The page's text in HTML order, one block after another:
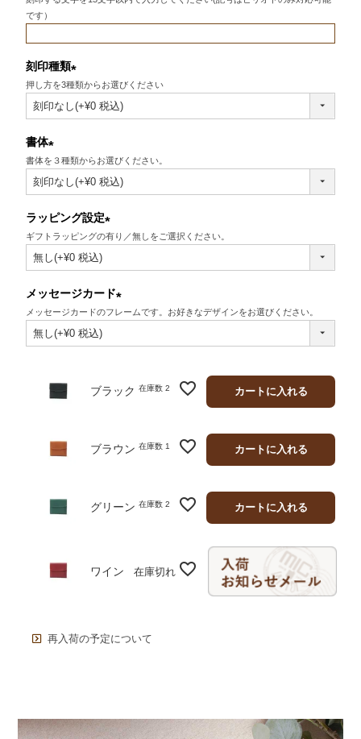
です）
刻印種類
(必
須)
押し方を3種類からお選びください
書体
(必
須)
書体を３種類からお選びください。
ラッピング設定
(必
ギフトラッピングの有り／無しをご選択ください。
メッセージカード
(必
メッセージカードのフレームです。お好きなデザインをお選びください。
ブラック 在庫数 2 カートに入れる
ブラウン 在庫数 1 カートに入れる
グリーン 在庫数 2 カートに入れる
ワイン 在庫切れ
再入荷の予定について